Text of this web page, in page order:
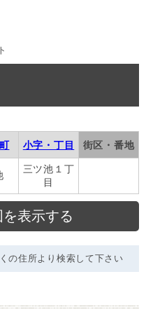
小字・丁目 街区・番地
三ツ池１丁
目
の住所より検索して下さい